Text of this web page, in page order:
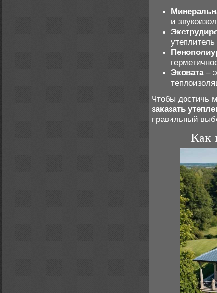
и
Эковата–
Чтобы достичь
заказать
правильный
Как